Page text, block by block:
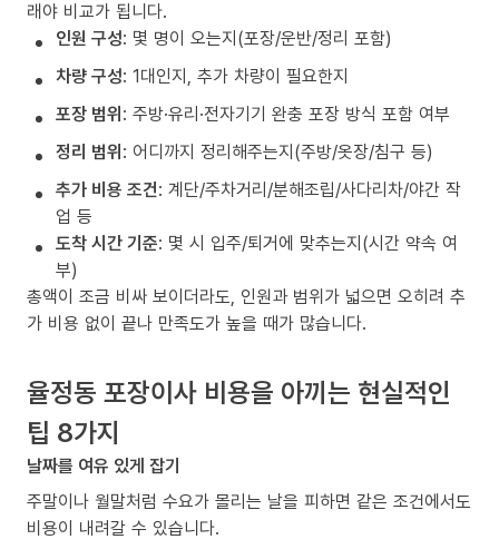
래야 비교가 됩니다.
인원 구성: 몇 명이 오는지(포장/운반/정리 포함)
차량 구성: 1대인지, 추가 차량이 필요한지
포장 범위: 주방·유리·전자기기 완충 포장 방식 포함 여부
정리 범위: 어디까지 정리해주는지(주방/옷장/침구 등)
추가 비용 조건: 계단/주차거리/분해조립/사다리차/야간 작
업 등
도착 시간 기준: 몇 시 입주/퇴거에 맞추는지(시간 약속 여
부)
총액이 조금 비싸 보이더라도, 인원과 범위가 넓으면 오히려 추
가 비용 없이 끝나 만족도가 높을 때가 많습니다.
율정동 포장이사 비용을 아끼는 현실적인
팁 8가지
날짜를 여유 있게 잡기
주말이나 월말처럼 수요가 몰리는 날을 피하면 같은 조건에서도
비용이 내려갈 수 있습니다.